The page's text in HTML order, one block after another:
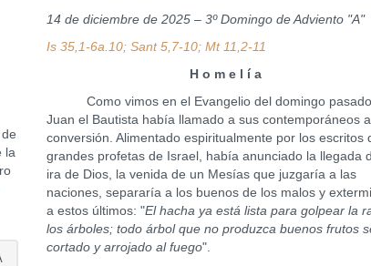
la
14 de diciembre de 2025 – 3º Domingo de Adviento "A"
Is 35,1-6a.10; Sant 5,7-10; Mt 11,2-11
H o m e l í a
Como vimos en el Evangelio del domingo
Juan el Bautista había llamado a sus contemporáneos
conversión. Alimentado espiritualmente por los escritos
grandes profetas de Israel, había anunciado la llegada
ira de Dios, la venida de un Mesías que juzgaría a las
naciones, separaría a los buenos de los malos y
a estos últimos: "El hacha ya está lista para golpear la
los árboles; todo árbol que no produzca buenos frutos
cortado y arrojado al fuego".